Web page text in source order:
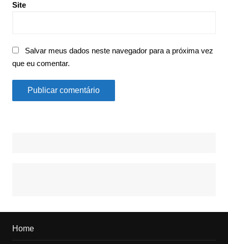
Site
Salvar meus dados neste navegador para a próxima vez
que eu comentar.
Home